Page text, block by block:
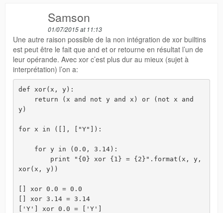
Samson
01/07/2015 at 11:13
Une autre raison possible de la non intégration de xor builtins
est peut être le fait que and et or retourne en résultat l’un de
leur opérande. Avec xor c’est plus dur au mieux (sujet à
interprétation) l’on a:
def xor(x, y):
y)
for x in ([], ["Y"]):
xor(x, y))
[] xor 0.0 = 0.0
[] xor 3.14 = 3.14
['Y'] xor 0.0 = ['Y']